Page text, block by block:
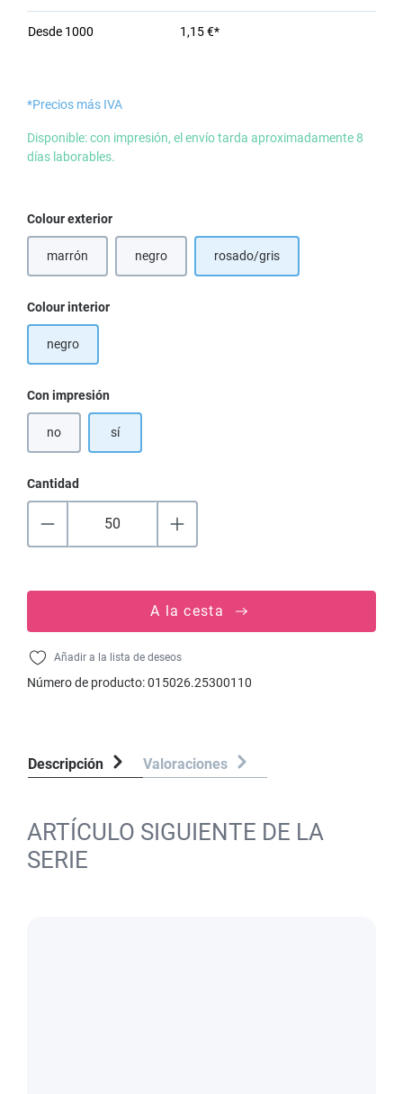
Desde 1000 1,15 €*
*Precios más IVA
Disponible: con impresión, el envío tarda aproximadamente 8
días laborables.
Seleccione
Colour exterior
marrón negro rosado/gris
Seleccione
Colour interior
negro
Seleccione
Con impresión
no sí
Cantidad
A la cesta
Añadir a la lista de deseos
Número de producto:015026.25300110
Descripción Valoraciones
ARTÍCULO SIGUIENTE DE LA
SERIE